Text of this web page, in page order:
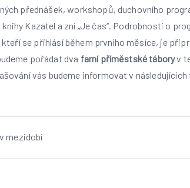
přednášek, workshopů, duchovního
Kazatel a zní „Je čas“. Podrobnosti o
kteří se přihlásí během prvního měsíce, je
pořádat dva farní příměstské táboryv
vás budeme informovat v
mezidobí